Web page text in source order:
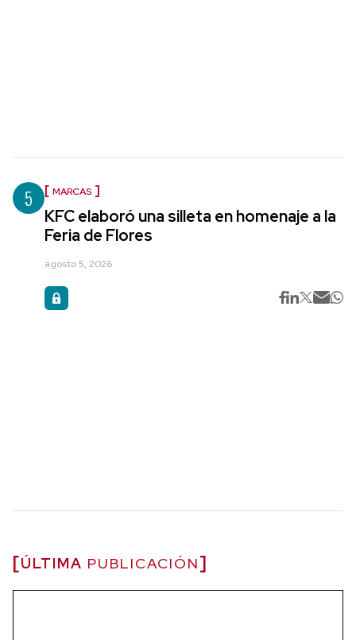
5 MARCAS
KFC elaboró una silleta en homenaje a la
Feria de Flores
agosto 5, 2026
ÚLTIMA PUBLICACIÓN